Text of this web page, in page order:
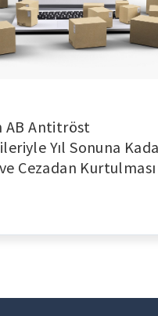
AB Antitröst
Yıl Sonuna
Cezadan Kurtulması